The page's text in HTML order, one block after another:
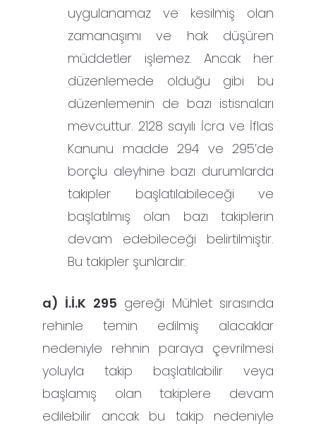
uygulanamaz ve kesilmiş olan
zamanaşımı ve hak düşüren
müddetler işlemez. Ancak her
düzenlemede olduğu gibi bu
düzenlemenin de bazı istisnaları
mevcuttur. 2128 sayılı İcra ve İflas
Kanunu madde 294 ve 295’de
borçlu aleyhine bazı durumlarda
takipler başlatılabileceği ve
başlatılmış olan bazı takiplerin
devam edebileceği belirtilmiştir.
Bu takipler şunlardır:
a) İ.İ.K 295 gereği Mühlet sırasında
rehinle temin edilmiş alacaklar
nedeniyle rehnin paraya çevrilmesi
yoluyla takip başlatılabilir veya
başlamış olan takiplere devam
edilebilir ancak bu takip nedeniyle